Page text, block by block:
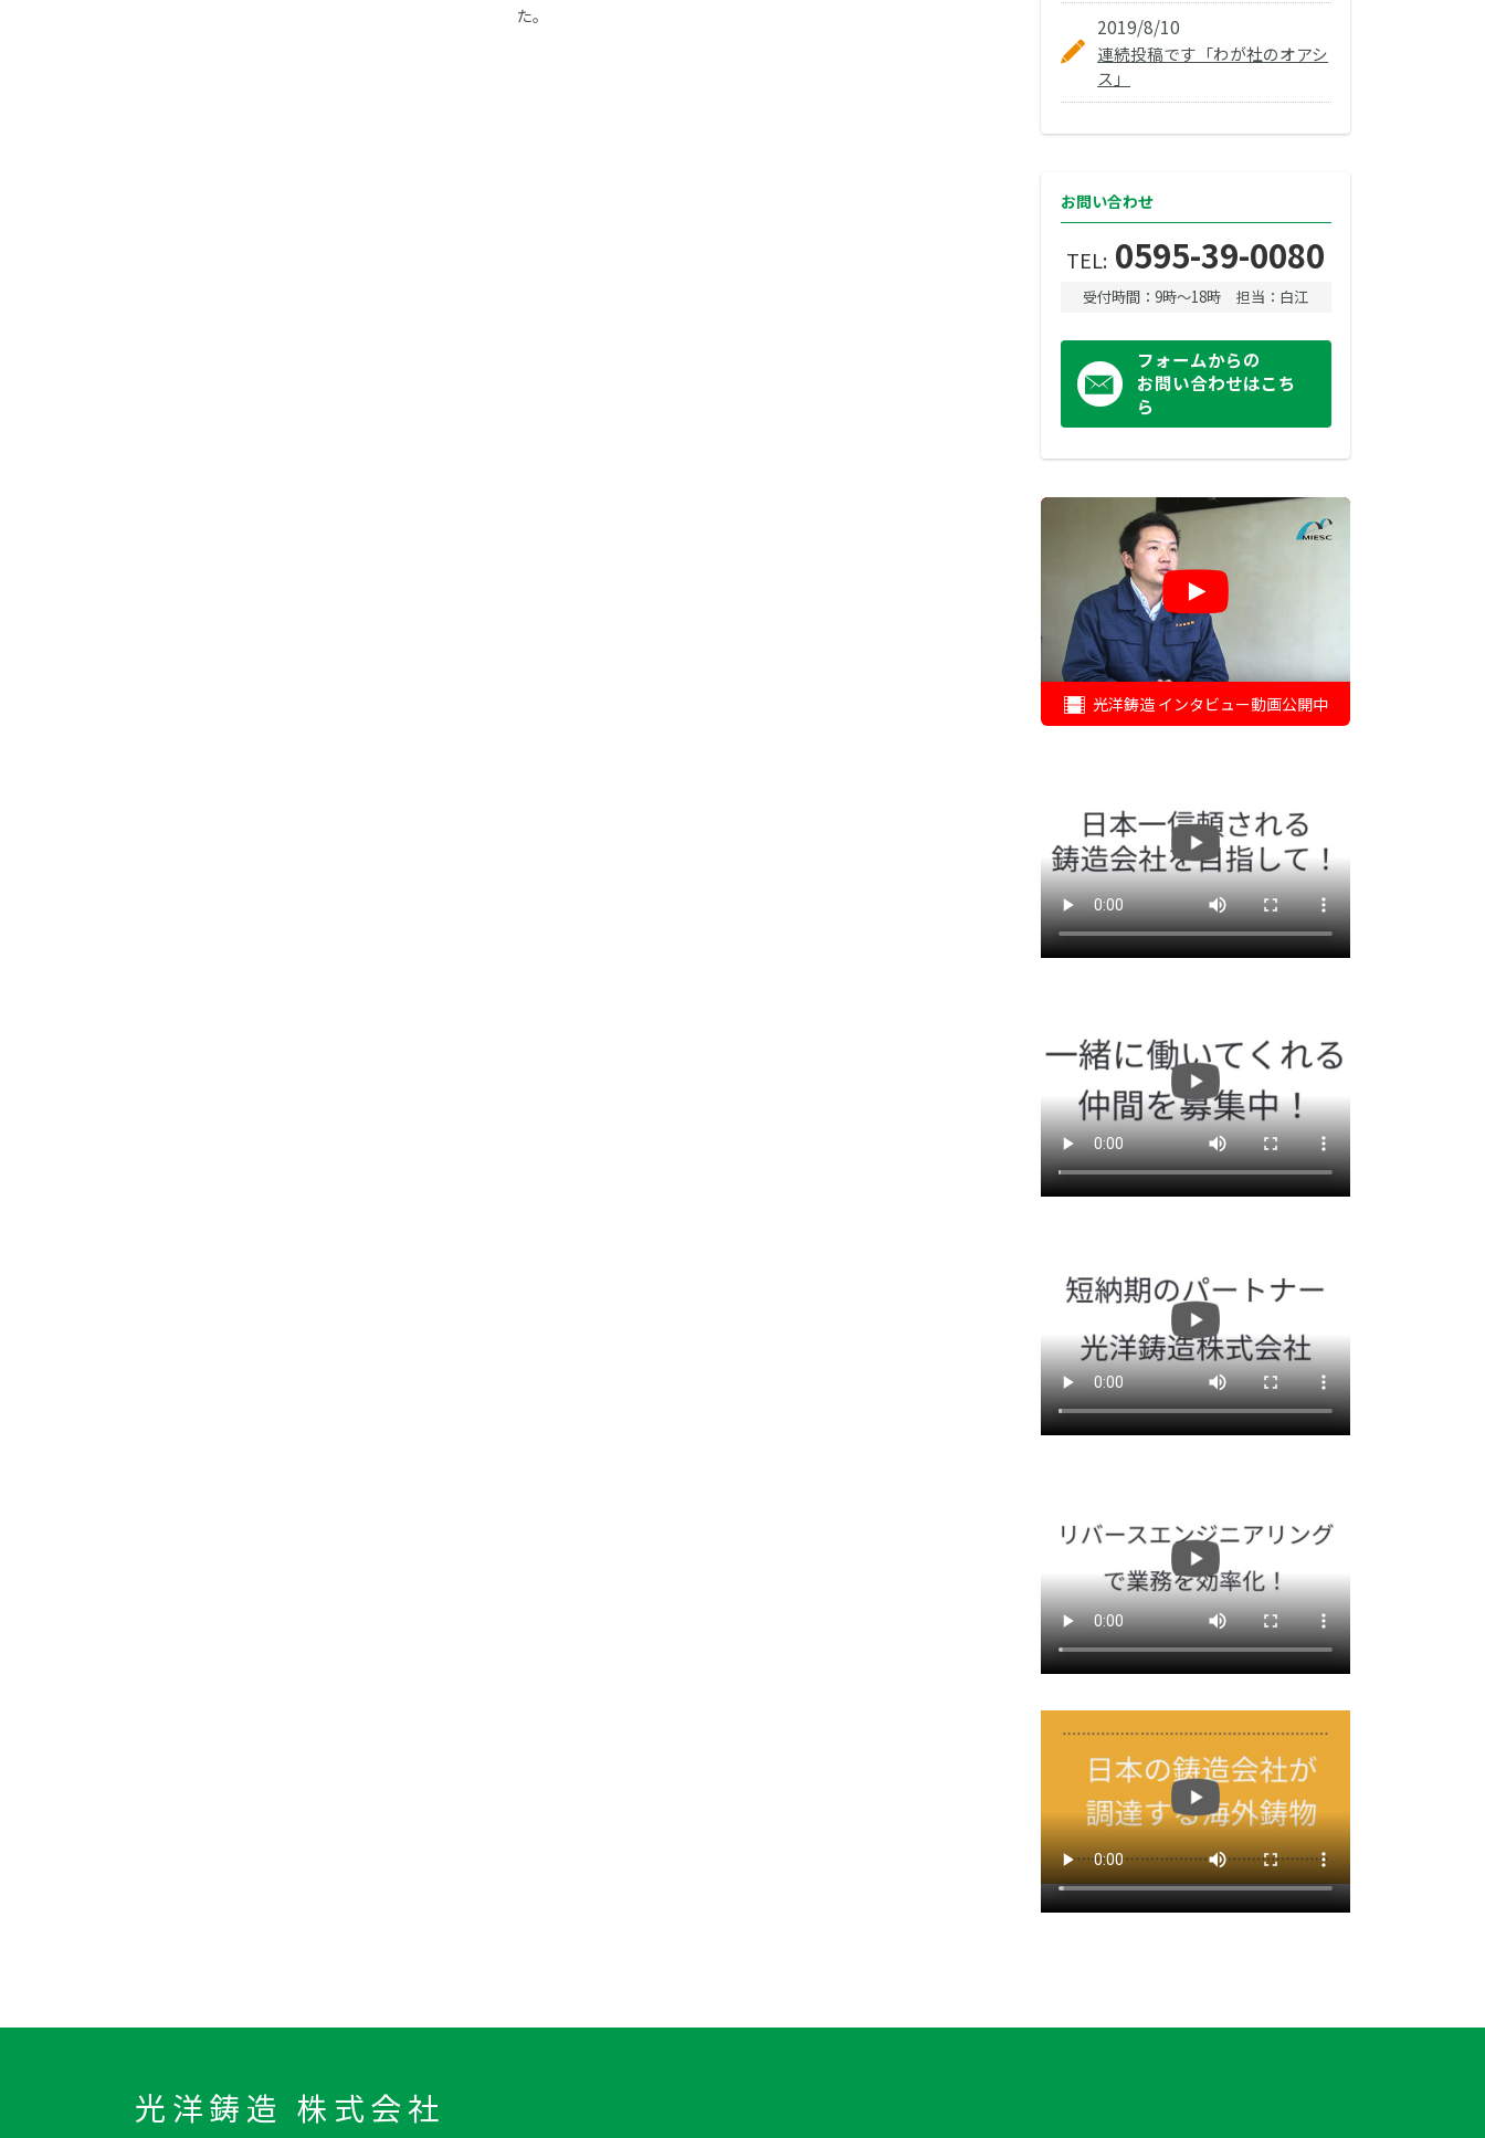
た。
2019/8/10
連続投稿です「わが社のオアシ
ス」
お問い合わせ
TEL: 0595-39-0080
受付時間：9時〜18時 担当：白江
フォームからの
お問い合わせはこち
ら
光洋鋳造 インタビュー動画公開中
光洋鋳造 株式会社